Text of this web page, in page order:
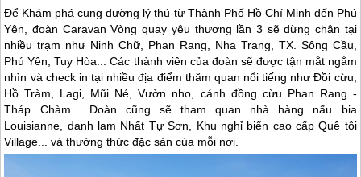
Để Khám phá cung đường lý thú từ Thành Phố Hồ Chí Minh đến Phú
Yên , đoàn Caravan Vòng quay yêu thương lần 3 sẽ dừng chân tại
nhiều trạm như Ninh Chữ, Phan Rang, Nha Trang, TX. Sông Cầu,
Phú Yên , Tuy Hòa... Các thành viên của đoàn sẽ được tận mắt ngắm
nhìn và check in tại nhiều địa điểm thăm quan nổi tiếng như Đồi cừu,
Hồ Tràm, Lagi, Mũi Né, Vườn nho, cánh đồng cừu Phan Rang -
Tháp Chàm... Đoàn cũng sẽ tham quan nhà hàng nấu bia
Louisianne, danh lam Nhất Tự Sơn, Khu nghỉ biển cao cấp Quê tôi
Village... và thưởng thức đặc sản của mỗi nơi.